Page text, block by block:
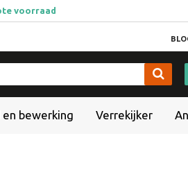
voorraad
en bewerking Verrekijker